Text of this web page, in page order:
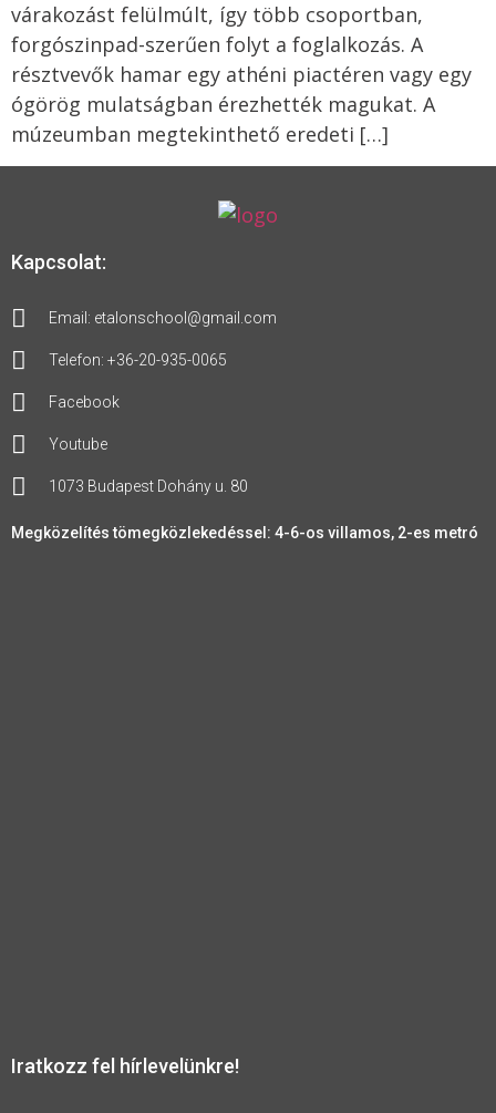
várakozást felülmúlt, így több csoportban,
forgószinpad-szerűen folyt a foglalkozás. A
résztvevők hamar egy athéni piactéren vagy egy
ógörög mulatságban érezhették magukat. A
múzeumban megtekinthető eredeti […]
Kapcsolat:
Email: etalonschool@gmail.com
Telefon: +36-20-935-0065
Facebook
Youtube
1073 Budapest Dohány u. 80
Megközelítés tömegközlekedéssel: 4-6-os villamos, 2-es metró
Iratkozz fel hírlevelünkre!